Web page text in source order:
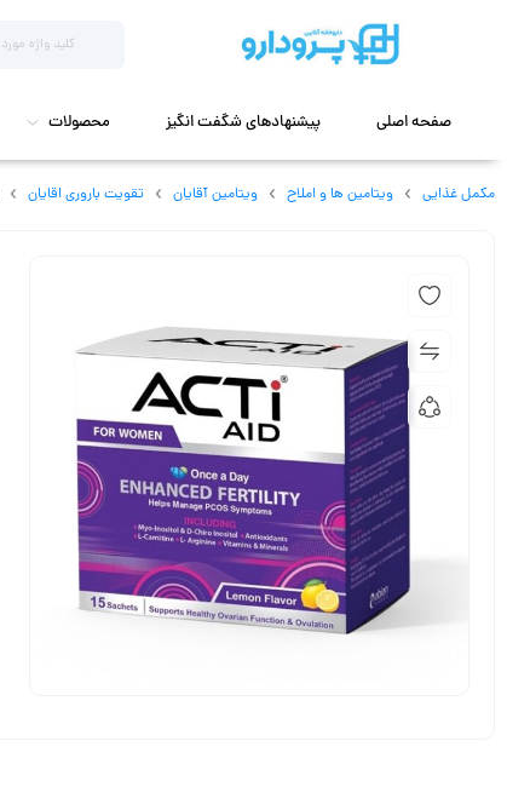
صفحه اصلی پیشنهادهای شگفت انگیز محصولات
مکمل غذایی ویتامین ها و املاح ویتامین آقایان تقویت باروری اقایان